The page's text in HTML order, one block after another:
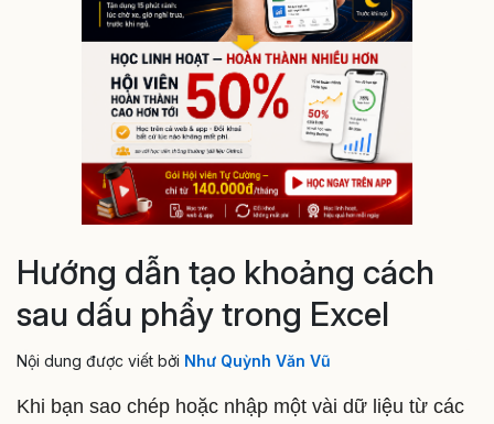
Hướng dẫn tạo khoảng cách
sau dấu phẩy trong Excel
Nội dung được viết bởi Như Quỳnh Văn Vũ
Khi bạn sao chép hoặc nhập một vài dữ liệu từ các